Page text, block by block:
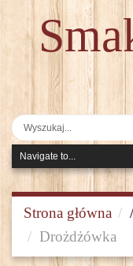
Strona główna /
Drożdżówka